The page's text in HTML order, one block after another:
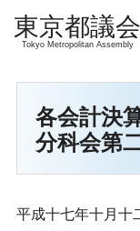
Tokyo Metropolitan Assembly
各会計決
分科会第
平成十七年十月十